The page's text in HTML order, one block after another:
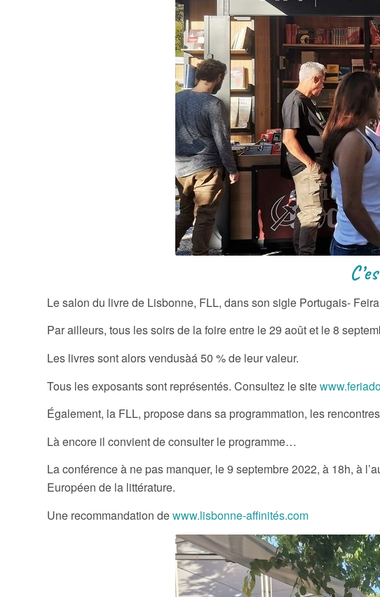
C’est fait pour lire,
Le salon du livre de Lisbonne, FLL, dans son sigle Portugais-
Par ailleurs, tous les soirs de la foire entre le 29 août et le 8
Les livres sont alors vendusàá 50 % de leur valeur.
Tous les exposants sont représentés. Consultez le site
Également, la FLL, propose dans sa programmation, les
Là encore il convient de consulter le programme…
La conférence à ne pas manquer, le 9 septembre 2022, à 18h, à
Européen de la littérature.
Une recommandation dewww.lisbonne-affinités.com